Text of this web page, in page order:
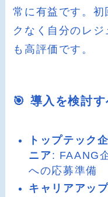
常に有益です。初
クなく自分のレ
も高評価です。
🎯 導入を検討
トップテック
ニア: FAANG
への応募準備
キャリアアッ